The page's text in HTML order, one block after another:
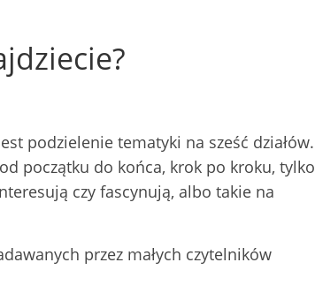
podzielenie tematyki na sześć działów.
początku do końca, krok po kroku, tylko
czy fascynują, albo takie na
przez małych czytelników